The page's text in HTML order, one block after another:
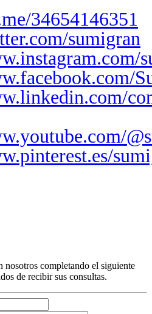
34654146351
sumigran
nosotros completando el siguiente
de recibir sus consultas.